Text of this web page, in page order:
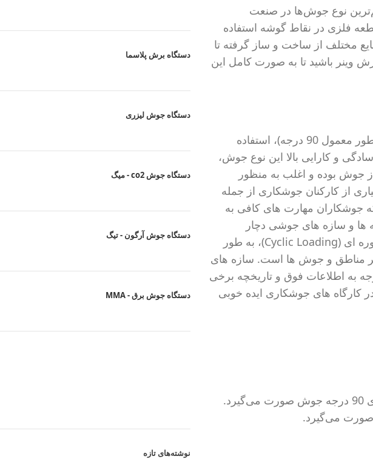
نوع جوش‌ها در صنعت
فلزی در نقاط گوشه استفاده
مختلف از ساخت و ساز گرفته تا
وینر باشید تا به صورت کامل این
جوش گوشه یا fillet weld نوعی جوش است که برای اتصال دو قطعه فلز در یک زاویه مشخص (به طور معمول 90 درجه)، استفاده
و کارایی بالا این نوع جوش،
جوش بوده و اغلب به منظور
از کارکنان جوشکاری از جمله
جوشکاران مهارت های کافی به
ها و سازه های جوشی دچار
شکست اغلب به جوش های گوشه معیوب اشاره دارند. به عنوان نمونه در یک سازه تحت بارگذاری دوره ای (Cyclic Loading)، به طور
مناطق و جوش ها است. سازه های
به اطلاعات فوق و تاریخچه برخی
های جوشکاری ایده خوبی
می‌گیرد.
دستگاه برش پلاسما
دستگاه جوش لیزری
دستگاه جوش co2 - میگ
دستگاه جوش آرگون - تیگ
دستگاه جوش برق - MMA
نوشته‌های تازه